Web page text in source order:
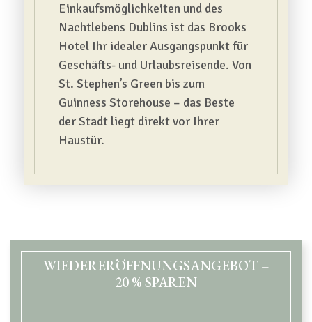
Einkaufsmöglichkeiten und des
Nachtlebens Dublins ist das Brooks
Hotel Ihr idealer Ausgangspunkt für
Geschäfts- und Urlaubsreisende. Von
St. Stephen’s Green bis zum
Guinness Storehouse – das Beste
der Stadt liegt direkt vor Ihrer
Haustür.
CONTENT BLOCKS
WIEDERERÖFFNUNGSANGEBOT –
20 % SPAREN